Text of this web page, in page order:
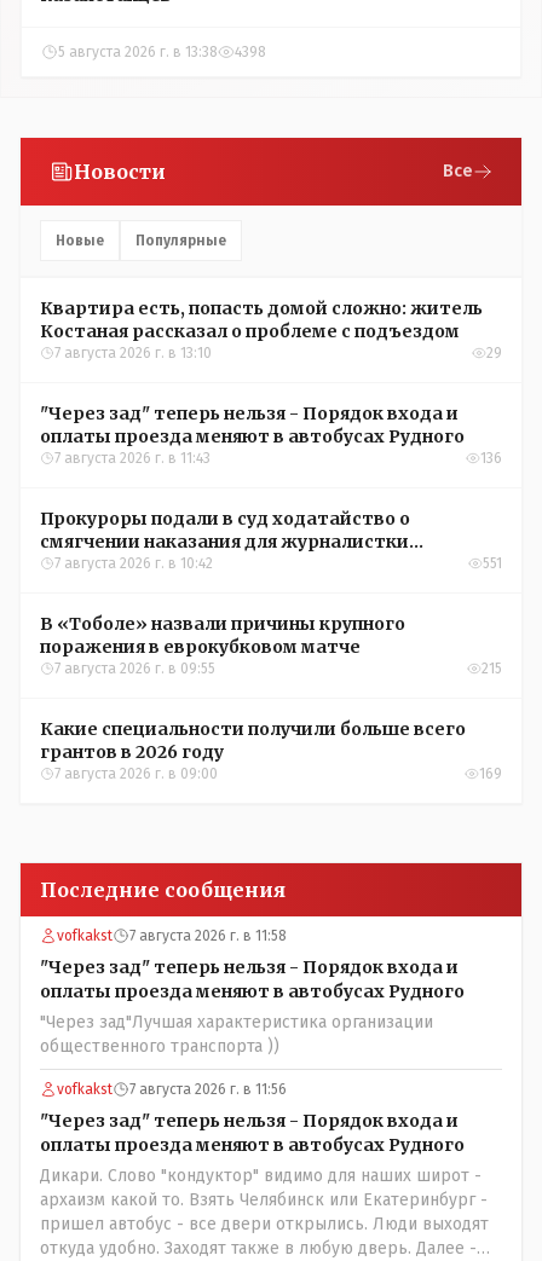
5 августа 2026 г. в 13:38 4398
Новости Все
Новые Популярные
Квартира есть, попасть домой сложно: житель
Костаная рассказал о проблеме с подъездом
7 августа 2026 г. в 13:10 29
"Через зад" теперь нельзя - Порядок входа и
оплаты проезда меняют в автобусах Рудного
7 августа 2026 г. в 11:43 136
Прокуроры подали в суд ходатайство о
смягчении наказания для журналистки
Александры Алёховой
7 августа 2026 г. в 10:42 551
В «Тоболе» назвали причины крупного
поражения в еврокубковом матче
7 августа 2026 г. в 09:55 215
Какие специальности получили больше всего
грантов в 2026 году
7 августа 2026 г. в 09:00 169
Последние сообщения
vofkakst 7 августа 2026 г. в 11:58
"Через зад" теперь нельзя - Порядок входа и
оплаты проезда меняют в автобусах Рудного
"Через зад"Лучшая характеристика организации
общественного транспорта ))
vofkakst 7 августа 2026 г. в 11:56
"Через зад" теперь нельзя - Порядок входа и
оплаты проезда меняют в автобусах Рудного
Дикари. Слово "кондуктор" видимо для наших широт -
архаизм какой то. Взять Челябинск или Екатеринбург -
пришел автобус - все двери открылись. Люди выходят
откуда удобно. Заходят также в любую дверь. Далее -